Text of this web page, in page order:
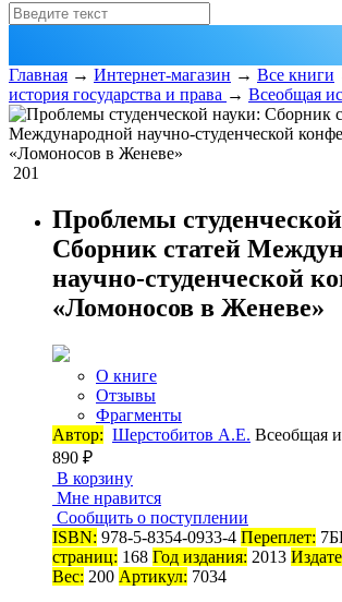
Главная → Интернет-магазин → Все книги
история государства и права → Всеобщая
201
Проблемы
Сборник статей
научно-студенческой
«Ломоносов в Женеве»
О книге
Отзывы
Фрагменты
Автор: Шерстобитов А.Е. Всеобщая
890 ₽
В корзину
Мне нравится
Сообщить о поступлении
ISBN: 978-5-8354-0933-4 Переплет:
страниц: 168 Год издания: 2013
Вес: 200 Артикул: 7034